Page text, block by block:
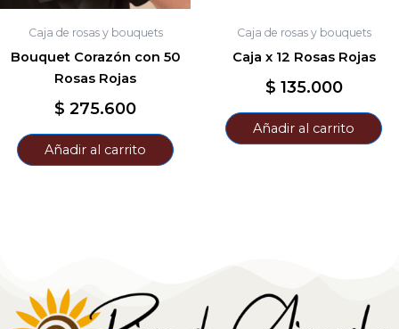
Caja de rosas y bouquets
Bouquet Corazón con 50
Rosas Rojas
$ 275.600
Añadir al carrito
Caja de rosas y bouquets
Caja x 12 Rosas Rojas
$ 135.000
Añadir al carrito